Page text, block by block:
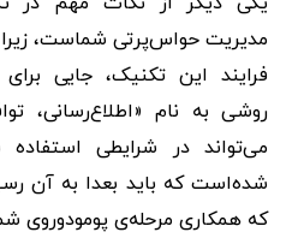
مدیریت حواس‌پرتی شماست،
فرایند این تکنیک، جایی
روشی به نام «اطلاع‌رسانی،
می‌تواند در شرایطی
شده‌است که باید بعدا به آن
که همکاری مرحله‌ی پومودوروی